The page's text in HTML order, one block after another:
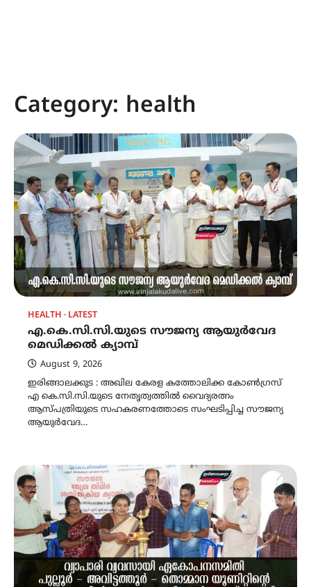
Category: health
HEALTH LATEST
എ.കെ.സി.സി.യുടെ സൗജന്യ ആയുർവേദ
മെഡിക്കൽ ക്യാമ്പ്
August 9, 2026
ഇരിങ്ങാലക്കുട : അഖില കേരള കത്തോലിക്ക കോൺഗ്രസ്
എ കെ.സി.സി.യുടെ നേതൃത്വത്തിൽ വൈദ്യരത്നം
ആസ്പത്രിയുടെ സഹകരണത്തോടെ സംഘടിപ്പിച്ച സൗജന്യ
ആയുർവേദ…